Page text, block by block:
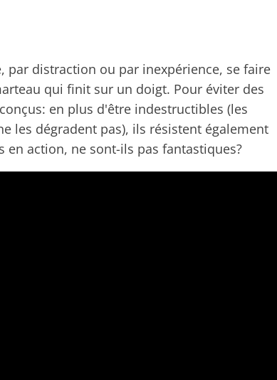
par distraction ou par inexpérience, se faire
qui finit sur un doigt. Pour éviter des
en plus d'être indestructibles (les
les dégradent pas), ils résistent également
en action, ne sont-ils pas fantastiques?